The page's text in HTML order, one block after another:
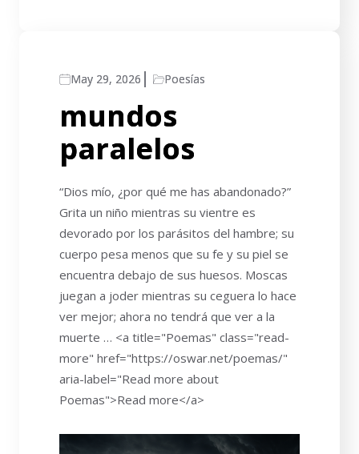
May 29, 2026 Poesías
mundos
paralelos
“Dios mío, ¿por qué me has abandonado?”
Grita un niño mientras su vientre es
devorado por los parásitos del hambre; su
cuerpo pesa menos que su fe y su piel se
encuentra debajo de sus huesos. Moscas
juegan a joder mientras su ceguera lo hace
ver mejor; ahora no tendrá que ver a la
muerte … <a title="Poemas" class="read-
more" href="https://oswar.net/poemas/"
aria-label="Read more about
Poemas">Read more</a>